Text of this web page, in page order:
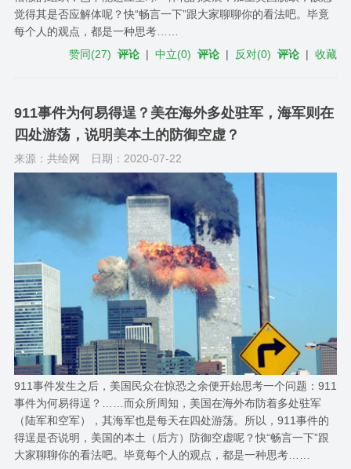
觉得其是否应解体呢？快“畅言一下”跟大家聊聊你的看法吧。毕竟
每个人的观点，都是一种思考……
赞同(27) 评论 |中立(0) 评论 | 反对(0) 评论 |收藏
911事件为何易得逞？美在海外多处驻军，海军则在
四处游荡，说明美本土的防御空虚？
来源：共绘网 日期：2020-07-22
911事件发生之后，美国民众在惊恐之余便开始思考一个问题：911
事件为何易得逞？……而众所周知，美国在海外布防着多处驻军
（陆军和空军），其海军也是每天在四处游荡。所以，911事件的
得逞是否说明，美国的本土（后方）防御空虚呢？快“畅言一下”跟
大家聊聊你的看法吧。毕竟每个人的观点，都是一种思考……